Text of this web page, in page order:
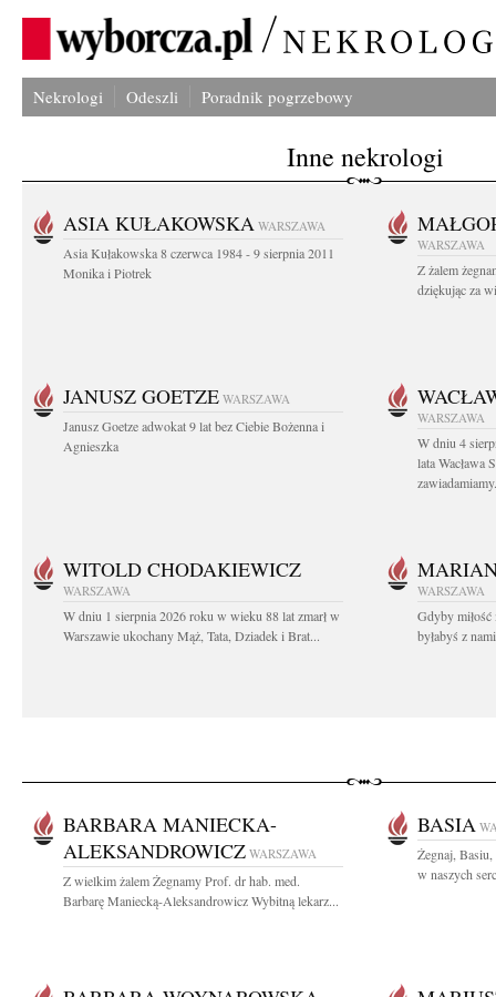
Nekrologi Odeszli Poradnik pogrzebowy
Inne nekrologi
ASIA KUŁAKOWSKA WARSZAWA
Asia Kułakowska 8 czerwca 1984 - 9 sierpnia 2011
Monika i Piotrek
WARSZAWA
Z żalem
dziękując za
JANUSZ GOETZE WARSZAWA
Janusz Goetze adwokat 9 lat bez Ciebie Bożenna i
Agnieszka
WARSZAWA
W dniu 4
lata Wacława
WITOLD CHODAKIEWICZ
WARSZAWA
W dniu 1 sierpnia 2026 roku w wieku 88 lat zmarł w
Warszawie ukochany Mąż, Tata, Dziadek i Brat...
WARSZAWA
Gdyby miłość
byłabyś z
BARBARA MANIECKA-
ALEKSANDROWICZ WARSZAWA
Z wielkim żalem Żegnamy Prof. dr hab. med.
Barbarę Maniecką-Aleksandrowicz Wybitną lekarz...
BASIA
Żegnaj, Basiu,
w naszych